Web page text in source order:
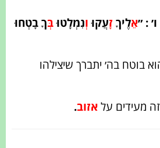
: ״אֵלֶיךָ זָעֲקוּוְנִמְלָטוּבְּךָ בָטְחוּ
בוטח בה׳ יתברך שיצילהו
מעידים עלאזוב.